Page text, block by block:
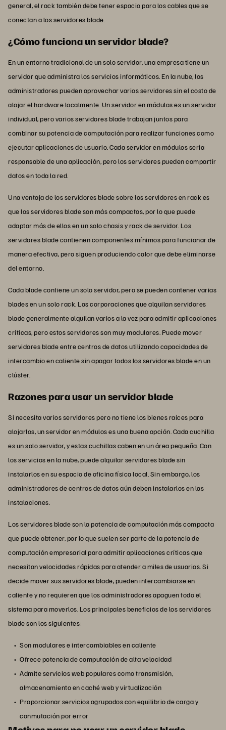
general, el rack también debe tener espacio para los cables que se
conectan a los servidores blade.
¿Cómo funciona un servidor blade?
En un entorno tradicional de un solo servidor, una empresa tiene un
servidor que administra los servicios informáticos. En la nube, los
administradores pueden aprovechar varios servidores sin el costo de
alojar el hardware localmente. Un servidor en módulos es un servidor
individual, pero varios servidores blade trabajan juntos para
combinar su potencia de computación para realizar funciones como
ejecutar aplicaciones de usuario. Cada servidor en módulos sería
responsable de una aplicación, pero los servidores pueden compartir
datos en toda la red.
Una ventaja de los servidores blade sobre los servidores en rack es
que los servidores blade son más compactos, por lo que puede
adaptar más de ellos en un solo chasis y rack de servidor. Los
servidores blade contienen componentes mínimos para funcionar de
manera efectiva, pero siguen produciendo calor que debe eliminarse
del entorno.
Cada blade contiene un solo servidor, pero se pueden contener varias
blades en un solo rack. Las corporaciones que alquilan servidores
blade generalmente alquilan varios a la vez para admitir aplicaciones
críticas, pero estos servidores son muy modulares. Puede mover
servidores blade entre centros de datos utilizando capacidades de
intercambio en caliente sin apagar todos los servidores blade en un
clúster.
Razones para usar un servidor blade
Si necesita varios servidores pero no tiene los bienes raíces para
alojarlos, un servidor en módulos es una buena opción. Cada cuchilla
es un solo servidor, y estas cuchillas caben en un área pequeña. Con
los servicios en la nube, puede alquilar servidores blade sin
instalarlos en su espacio de oficina física local. Sin embargo, los
administradores de centros de datos aún deben instalarlos en las
instalaciones.
Los servidores blade son la potencia de computación más compacta
que puede obtener, por lo que suelen ser parte de la potencia de
computación empresarial para admitir aplicaciones críticas que
necesitan velocidades rápidas para atender a miles de usuarios. Si
decide mover sus servidores blade, pueden intercambiarse en
caliente y no requieren que los administradores apaguen todo el
sistema para moverlos. Los principales beneficios de los servidores
blade son los siguientes:
Son modulares e intercambiables en caliente
Ofrece potencia de computación de alta velocidad
Admite servicios web populares como transmisión,
almacenamiento en caché web y virtualización
Proporcionar servicios agrupados con equilibrio de carga y
conmutación por error